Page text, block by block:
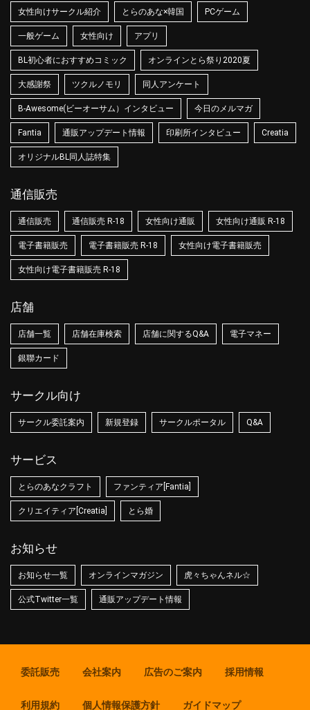
女性向けサークル紹介 とらのあな×韓国 PCゲーム
一般ゲーム 女性向け アプリ
BL初心者におすすめコミック オンラインとら祭り2020夏
大感謝祭 ツクルノモリ 同人アンケート
B-Awesome(ビーオーサム）インタビュー 今日のメルマガ
Fantia 通販アップデート情報 印刷所インタビュー Creatia
オリジナルBL同人誌特集
通信販売
通信販売 通信販売 R-18 女性向け通販 女性向け通販 R-18
電子書籍販売 電子書籍販売 R-18 女性向け電子書籍販売
女性向け電子書籍販売 R-18
店舗
店舗一覧 店舗在庫検索 店舗に関するQ&A 電子マネー
銀聯カード
サークル向け
サークル委託案内 新規登録 サークルポータル Q&A
サービス
とらのあなクラフト ファンティア[Fantia]
クリエイティア[Creatia] とら婚
お知らせ
お知らせ一覧 オンラインマガジン 虎々ちゃんネル☆
公式Twitter一覧 通販アップデート情報
委託販売 会社案内 広告のご案内 採用情報
利用規約 個人情報保護方針 ガイドマップ